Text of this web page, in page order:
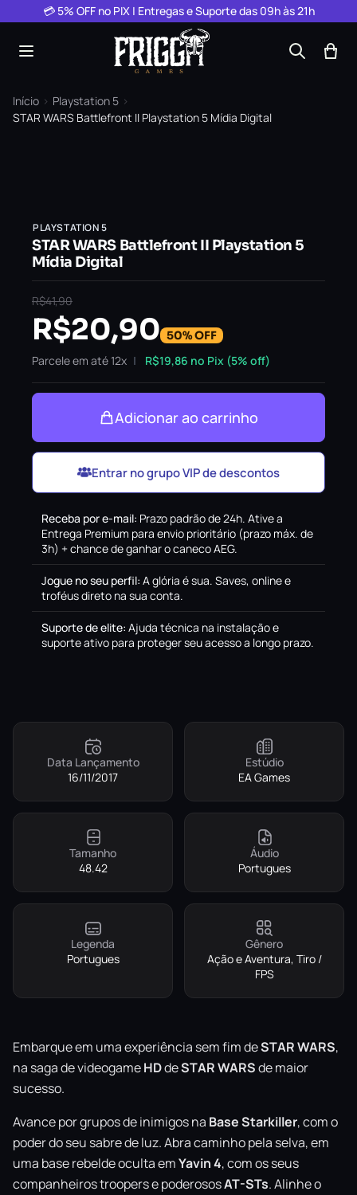
Pular para o conteúdo
💳 5% OFF no PIX | Entregas e Suporte das 09h às 21h
Início › Playstation 5 ›
STAR WARS Battlefront II Playstation 5 Mídia Digital
PLAYSTATION 5
STAR WARS Battlefront II Playstation 5
Mídia Digital
R$41,90
R$20,90 50% OFF
Parcele em até 12x R$19,86 no Pix (5% off)
Adicionar ao carrinho
Entrar no grupo VIP de descontos
Receba por e-mail: Prazo padrão de 24h. Ative a
Entrega Premium para envio prioritário (prazo máx. de
3h) + chance de ganhar o caneco AEG.
Jogue no seu perfil: A glória é sua. Saves, online e
troféus direto na sua conta.
Suporte de elite: Ajuda técnica na instalação e
suporte ativo para proteger seu acesso a longo prazo.
Data Lançamento
16/11/2017
Estúdio
EA Games
Tamanho
48.42
Áudio
Portugues
Legenda
Portugues
Gênero
Ação e Aventura, Tiro /
FPS
Embarque em uma experiência sem fim deSTAR WARS,
na saga de videogameHDdeSTAR WARSde maior
sucesso.
Avance por grupos de inimigos na Base Starkiller, com o
poder do seu sabre de luz. Abra caminho pela selva, em
uma base rebelde oculta emYavin4, com os seus
companheiros troopers e poderososAT-STs. Alinhe o